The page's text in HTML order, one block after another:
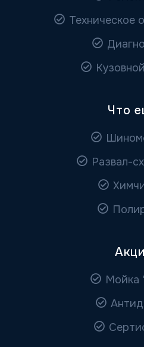
Техническое
Что
Развал-
Мойка